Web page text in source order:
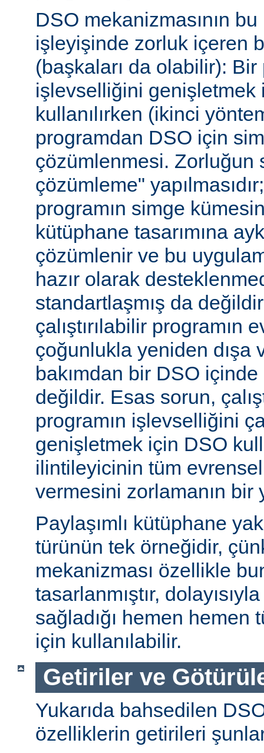
DSO mekanizmasının
işleyişinde zorluk içeren
(başkaları da olabilir): Bir
işlevselliğini genişletmek
kullanılırken (ikinci
programdan DSO için
çözümlenmesi. Zorluğun
çözümleme"
programın simge
kütüphane tasarımına
çözümlenir ve bu
hazır olarak
standartlaşmış da
çalıştırılabilir programın
çoğunlukla yeniden dışa
bakımdan bir DSO
değildir. Esas sorun,
programın işlevselliğini
genişletmek için DSO
ilintileyicinin tüm
vermesini zorlamanın bir
Paylaşımlı kütüphane
türünün tek örneğidir,
mekanizması özellikle
tasarlanmıştır,
sağladığı hemen hemen
için kullanılabilir.
Getiriler ve
Yukarıda bahsedilen
özelliklerin getirileri